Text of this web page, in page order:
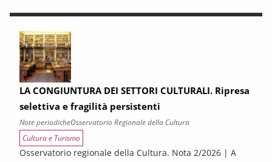
LA CONGIUNTURA DEI SETTORI CULTURALI. Ripresa
selettiva e fragilità persistenti
Note periodicheOsservatorio Regionale della Cultura
Cultura e Turismo
Osservatorio regionale della Cultura. Nota 2/2026 | A